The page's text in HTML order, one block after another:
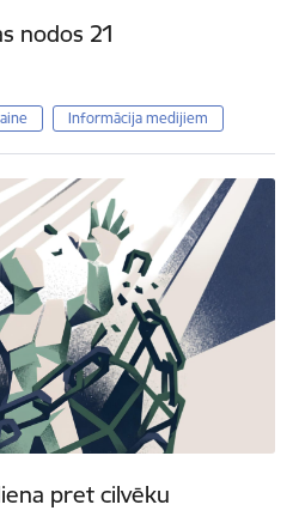
nodos 21
Informācija medijiem
pret cilvēku